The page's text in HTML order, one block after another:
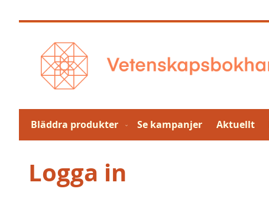
till
Bläddra produkter Se kampanjer Aktuellt
Logga in